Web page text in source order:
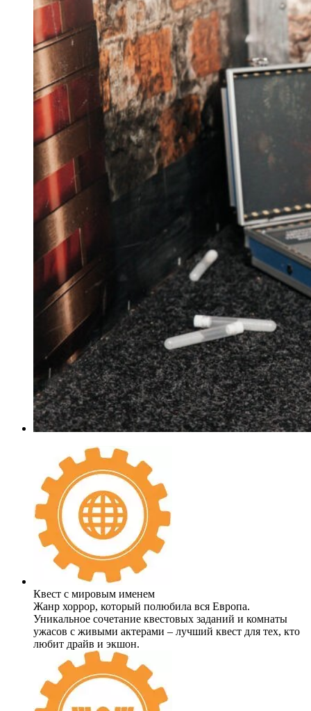
Квест с мировым именем
Жанр хоррор, который полюбила вся Европа.
Уникальное сочетание квестовых заданий и комнаты
ужасов с живыми актерами – лучший квест для тех, кто
любит драйв и экшон.